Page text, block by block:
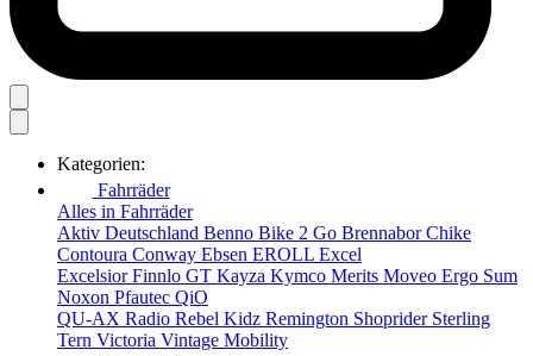
Kategorien:
Fahrräder
Alles in Fahrräder
Aktiv Deutschland Benno Bike 2 Go Brennabor Chike
Contoura Conway Ebsen EROLL Excel
Excelsior Finnlo GT Kayza Kymco Merits Moveo Ergo Sum
Noxon Pfautec QiO
QU-AX Radio Rebel Kidz Remington Shoprider Sterling
Tern Victoria Vintage Mobility